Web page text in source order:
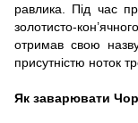
равлика. Під час
золотисто-
отримав свою
присутністю ноток
Як заварювати